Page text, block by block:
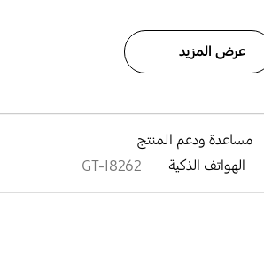
عرض المزيد
مساعدة ودعم المنتج
الهواتف الذكية GT-I8262